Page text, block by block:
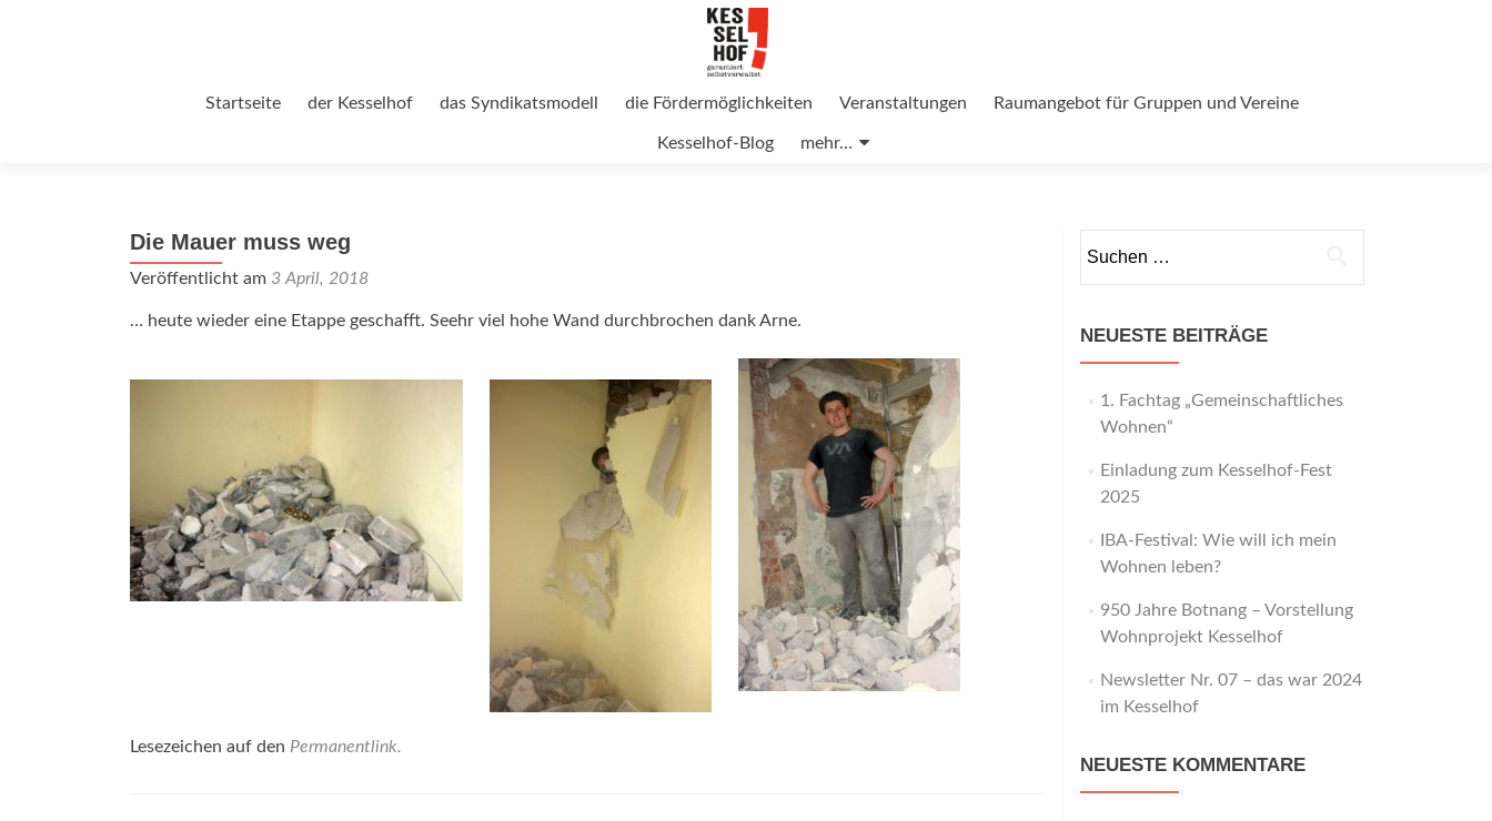
Startseite der Kesselhof das Syndikatsmodell die Fördermöglichkeiten Veranstaltungen Raumangebot für Gruppen und Vereine
Kesselhof-Blog mehr…
Die Mauer muss weg
Veröffentlicht am 3 April, 2018
… heute wieder eine Etappe geschafft. Seehr viel hohe Wand durchbrochen dank Arne.
Lesezeichen auf den Permanentlink.
nach:
NEUESTE BEITRÄGE
1. Fachtag „Gemeinschaftliches
Wohnen“
Einladung zum Kesselhof-Fest
2025
IBA-Festival: Wie will ich mein
Wohnen leben?
950 Jahre Botnang – Vorstellung
Wohnprojekt Kesselhof
Newsletter Nr. 07 – das war 2024
im Kesselhof
NEUESTE KOMMENTARE